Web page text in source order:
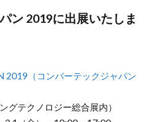
ン 2019に出展いたしま
2019（コンバーテックジャパン
ノロジー総合展内）